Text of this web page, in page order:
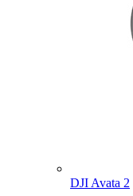
DJI Avata 2